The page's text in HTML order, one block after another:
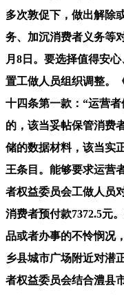
多次敦促下，做出解除
务、加沉消费者义务等
月8日。要选择值得安
置工做人员组织调整。
十四条第一款：“运营
的，该当妥帖保管消费
储的数据材料，该当实
王条目。能够要求运营
者权益委员会工做人员
消费者预付款7372.5元
品或者办事的不怜悯况
乡县城市广场附近对潜
者权益委员会结合澧县